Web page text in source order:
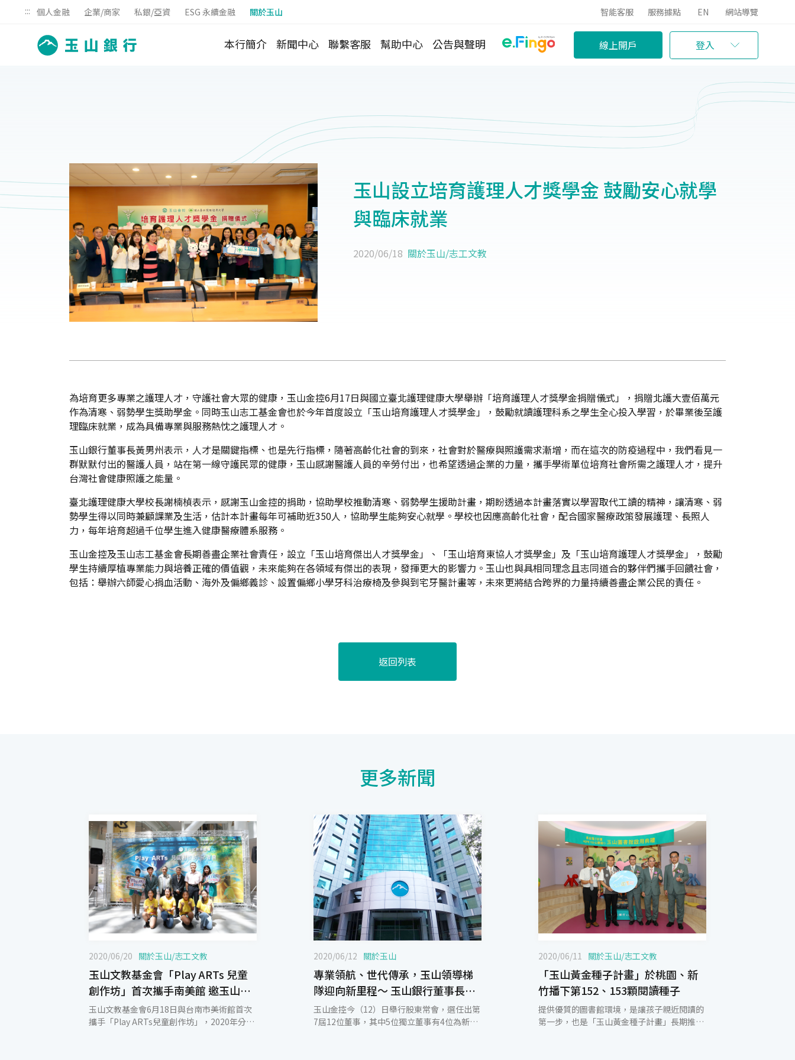
::: 個人金融 企業/商家 私銀/亞資 ESG 永續金融 關於玉山 智能客服 服務據點 EN 網站導覽
本行簡介 新聞中心 聯繫客服 幫助中心 公告與聲明 線上開戶 登入
玉山設立培育護理人才獎學金 鼓勵安心就學
與臨床就業
2020/06/18 關於玉山/志工文教
為培育更多專業之護理人才，守護社會大眾的健康，玉山金控6月17日與國立臺北護理健康大學舉辦「培育護理人才獎學金捐贈儀式」，捐贈北護大壹佰萬元
作為清寒、弱勢學生獎助學金。同時玉山志工基金會也於今年首度設立「玉山培育護理人才獎學金」，鼓勵就讀護理科系之學生全心投入學習，於畢業後至護
理臨床就業，成為具備專業與服務熱忱之護理人才。
玉山銀行董事長黃男州表示，人才是關鍵指標、也是先行指標，隨著高齡化社會的到來，社會對於醫療與照護需求漸增，而在這次的防疫過程中，我們看見一
群默默付出的醫護人員，站在第一線守護民眾的健康，玉山感謝醫護人員的辛勞付出，也希望透過企業的力量，攜手學術單位培育社會所需之護理人才，提升
台灣社會健康照護之能量。
臺北護理健康大學校長謝楠楨表示，感謝玉山金控的捐助，協助學校推動清寒、弱勢學生援助計畫，期盼透過本計畫落實以學習取代工讀的精神，讓清寒、弱
勢學生得以同時兼顧課業及生活，估計本計畫每年可補助近350人，協助學生能夠安心就學。學校也因應高齡化社會，配合國家醫療政策發展護理、長照人
力，每年培育超過千位學生進入健康醫療體系服務。
玉山金控及玉山志工基金會長期善盡企業社會責任，設立「玉山培育傑出人才獎學金」、「玉山培育東協人才獎學金」及「玉山培育護理人才獎學金」，鼓勵
學生持續厚植專業能力與培養正確的價值觀，未來能夠在各領域有傑出的表現，發揮更大的影響力。玉山也與具相同理念且志同道合的夥伴們攜手回饋社會，
包括：舉辦六師愛心捐血活動、海外及偏鄉義診、設置偏鄉小學牙科治療椅及參與到宅牙醫計畫等，未來更將結合跨界的力量持續善盡企業公民的責任。
返回列表
更多新聞
2020/06/20 關於玉山/志工文教
玉山文教基金會「Play ARTs 兒童
創作坊」首次攜手南美館 邀玉山圖
書館學童藝起來玩美
玉山文教基金會6月18日與台南市美術館首次
攜手「Play ARTs兒童創作坊」，2020年分6
2020/06/12 關於玉山
專業領航、世代傳承，玉山領導梯
隊迎向新里程～ 玉山銀行董事長黃
男州、玉山金控總經理陳美滿、玉
山銀行總經理陳茂欽
玉山金控今（12）日舉行股東常會，選任出第
7屆12位董事，其中5位獨立董事有4位為新
2020/06/11 關於玉山/志工文教
「玉山黃金種子計畫」於桃園、新
竹播下第152、153顆閱讀種子
提供優質的圖書館環境，是讓孩子親近閱讀的
第一步，也是「玉山黃金種子計畫」長期推動